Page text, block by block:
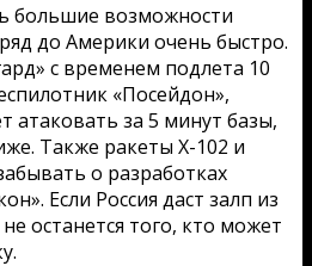
большие возможности
до Америки очень быстро.
с временем подлета 10
«Посейдон»,
атаковать за 5 минут базы,
Также ракеты Х-102 и
о разработках
Если Россия даст залп из
останется того, кто может